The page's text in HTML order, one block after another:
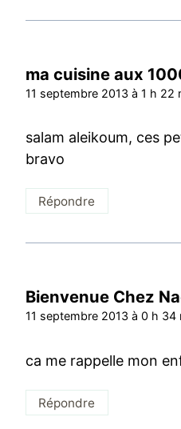
ma cuisine aux
11 septembre 2013 à 1 h 22
salam aleikoum, ces
bravo
Répondre
Bienvenue Chez
11 septembre 2013 à 0 h 34
ca me rappelle mon
Répondre